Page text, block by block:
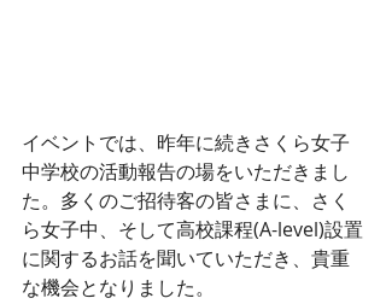
イベントでは、昨年に続きさくら女子
中学校の活動報告の場をいただきまし
た。多くのご招待客の皆さまに、さく
ら女子中、そして高校課程(A-level)設置
に関するお話を聞いていただき、貴重
な機会となりました。